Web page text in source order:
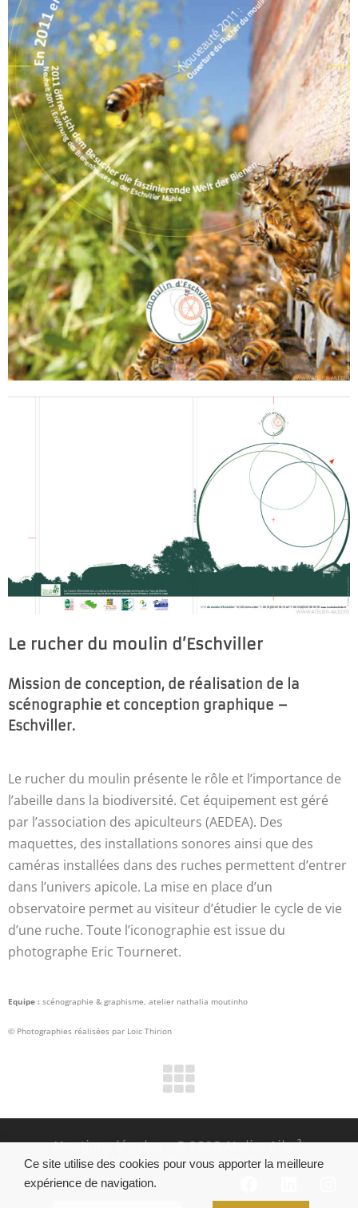
Le rucher du moulin d’Eschviller
Mission de conception, de réalisation de la
scénographie et conception graphique –
Eschviller.
Le rucher du moulin présente le rôle et l’importance de
l’abeille dans la biodiversité. Cet équipement est géré
par l’association des apiculteurs (AEDEA). Des
maquettes, des installations sonores ainsi que des
caméras installées dans des ruches permettent d’entrer
dans l’univers apicole. La mise en place d’un
observatoire permet au visiteur d’étudier le cycle de vie
d’une ruche. Toute l’iconographie est issue du
photographe Eric Tourneret.
Equipe : scénographie & graphisme, atelier nathalia moutinho
© Photographies réalisées par Loic Thirion
Mentions légales- © 2020 Atelier Aile ².
RéalisationDN Consultants
Ce site utilise des cookies pour vous apporter la meilleure
expérience de navigation.